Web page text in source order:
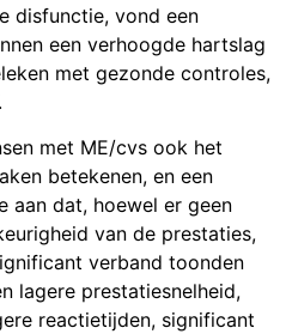
disfunctie, vond een
een verhoogde hartslag
met gezonde controles,
met ME/cvs ook het
betekenen, en een
aan dat, hoewel er geen
van de prestaties,
verband toonden
lagere prestatiesnelheid,
reactietijden, significant